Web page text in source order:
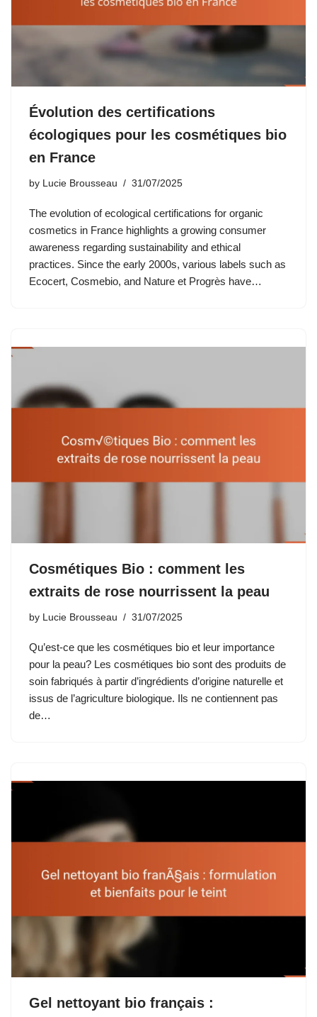
Évolution des certifications
écologiques pour les cosmétiques bio
en France
by Lucie Brousseau 31/07/2025
The evolution of ecological certifications for organic
cosmetics in France highlights a growing consumer
awareness regarding sustainability and ethical
practices. Since the early 2000s, various labels such as
Ecocert, Cosmebio, and Nature et Progrès have…
Cosmétiques Bio : comment les
extraits de rose nourrissent la peau
by Lucie Brousseau 31/07/2025
Qu’est-ce que les cosmétiques bio et leur importance
pour la peau? Les cosmétiques bio sont des produits de
soin fabriqués à partir d’ingrédients d’origine naturelle et
issus de l’agriculture biologique. Ils ne contiennent pas
de…
Gel nettoyant bio français :